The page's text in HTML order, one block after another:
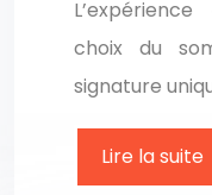
choix du
signature
Lire la suite